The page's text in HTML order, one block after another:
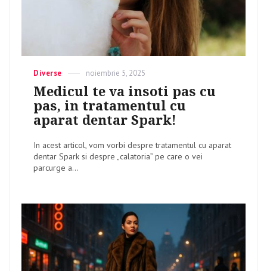
Categories
Diverse
Posted
on
noiembrie 5, 2025
Medicul te va insoti pas cu
pas, in tratamentul cu
aparat dentar Spark!
In acest articol, vom vorbi despre tratamentul cu aparat
dentar Spark si despre „calatoria” pe care o vei
parcurge a...